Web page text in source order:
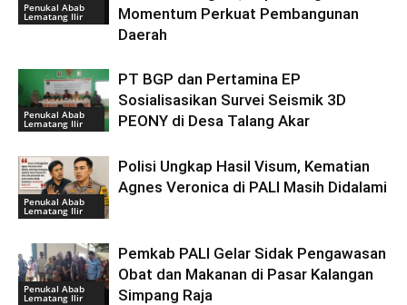
Penukal Abab
Lematang Ilir
Momentum Perkuat Pembangunan
Daerah
Penukal Abab
Lematang Ilir
PT BGP dan Pertamina EP
Sosialisasikan Survei Seismik 3D
PEONY di Desa Talang Akar
Penukal Abab
Lematang Ilir
Polisi Ungkap Hasil Visum, Kematian
Agnes Veronica di PALI Masih Didalami
Penukal Abab
Lematang Ilir
Pemkab PALI Gelar Sidak Pengawasan
Obat dan Makanan di Pasar Kalangan
Simpang Raja